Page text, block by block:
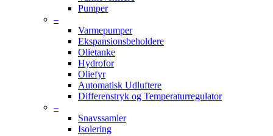
Pumper
–
Varmepumper
Ekspansionsbeholdere
Olietanke
Hydrofor
Oliefyr
Automatisk Udluftere
Differenstryk og Temperaturregulator
–
Snavssamler
Isolering